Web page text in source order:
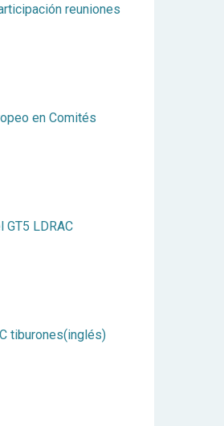
reuniones
en Comités
GT5 LDRAC
tiburones(inglés)